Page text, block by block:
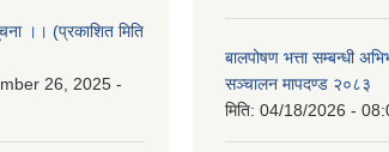
।। (प्रकाशित मिति
26, 2025 -
बालपोषण भत्ता सम्बन्धी
सञ्चालन मापदण्ड २०८३
मिति: 04/18/2026 -